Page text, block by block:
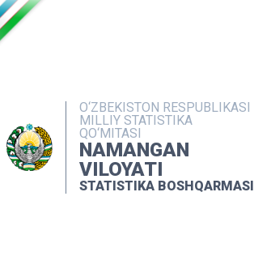
O‘ZBEKISTON RESPUBLIKASI
MILLIY STATISTIKA
QO‘MITASI
NAMANGAN
VILOYATI
STATISTIKA BOSHQARMASI
NASHRLAR
INTERAKTIV XIZMATLAR
MATBUOT XIZMATI
MUROJAATLAR